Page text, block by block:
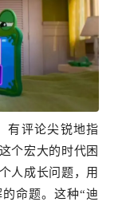
有评论尖锐地指
个宏大的时代困
人成长问题，用
命题。这种“迪